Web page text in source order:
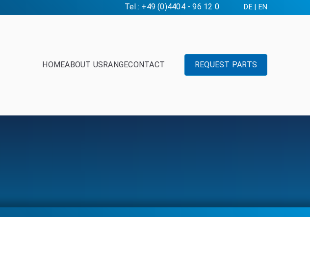
Tel.: +49 (0)4404 - 96 12 0 DE| EN
HOMEABOUT USRANGECONTACT REQUEST PARTS